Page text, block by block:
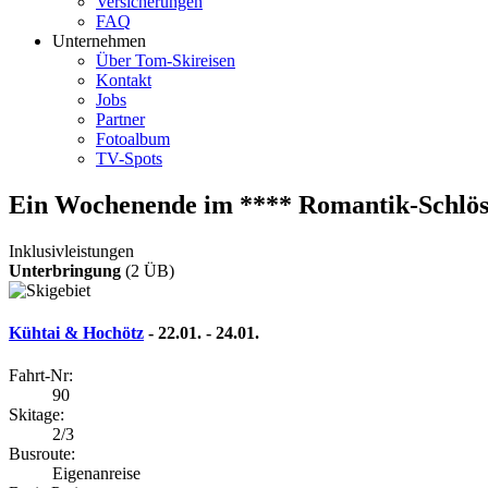
FAQ
Unternehmen
Über Tom-Skireisen
Kontakt
Jobs
Partner
Fotoalbum
TV-Spots
Ein Wochenende im **** Romantik-
Inklusivleistungen
Unterbringung (2 ÜB)
Kühtai & Hochötz - 22.01. - 24.01.
Fahrt-Nr:
90
Skitage:
2/3
Busroute:
Eigenanreise